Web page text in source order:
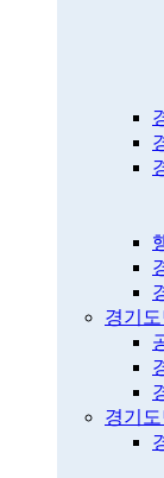
경기
경기